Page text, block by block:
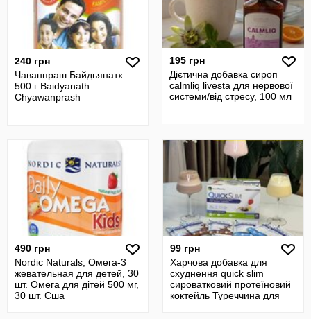
240 грн
Чаванпраш Байдьянатх
500 г Baidyanath
Chyawanprash
195 грн
Дієтична добавка сироп
calmliq livesta для нервової
системи/від стресу, 100 мл
490 грн
Nordic Naturals, Омега-3
жевательная для детей, 30
шт. Омега для дітей 500 мг,
30 шт. Сша
99 грн
Харчова добавка для
схуднення quick slim
сироватковий протеїновий
коктейль Туреччина для